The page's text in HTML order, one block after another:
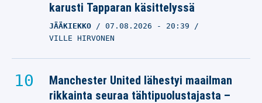
karusti Tapparan käsittelyssä
JÄÄKIEKKO 07.08.2026 - 20:39
VILLE HIRVONEN
Manchester United lähestyi maailman
rikkainta seuraa tähtipuolustajasta –